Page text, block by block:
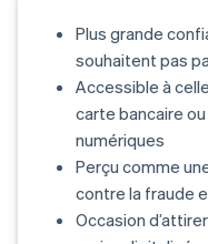
Plus grande
souhaitent pas
Accessible à
carte bancaire ou
numériques
Perçu comme
contre la fraude
Occasion